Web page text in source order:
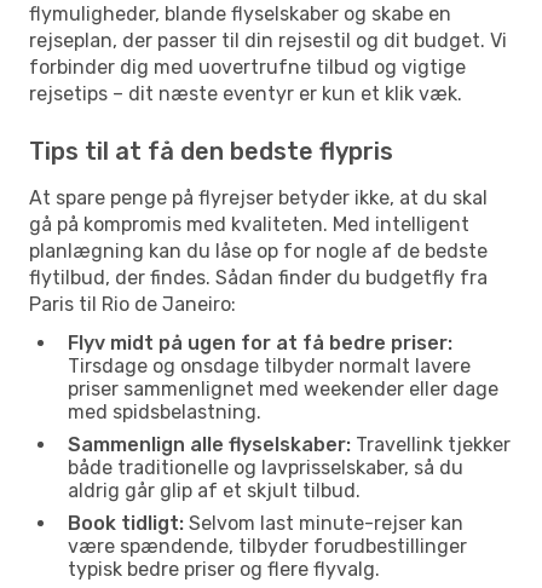
flymuligheder, blande flyselskaber og skabe en
rejseplan, der passer til din rejsestil og dit budget. Vi
forbinder dig med uovertrufne tilbud og vigtige
rejsetips – dit næste eventyr er kun et klik væk.
Tips til at få den bedste flypris
At spare penge på flyrejser betyder ikke, at du skal
gå på kompromis med kvaliteten. Med intelligent
planlægning kan du låse op for nogle af de bedste
flytilbud, der findes. Sådan finder du budgetfly fra
Paris til Rio de Janeiro:
Flyv midt på ugen for at få bedre priser:
Tirsdage og onsdage tilbyder normalt lavere
priser sammenlignet med weekender eller dage
med spidsbelastning.
Sammenlign alle flyselskaber: Travellink tjekker
både traditionelle og lavprisselskaber, så du
aldrig går glip af et skjult tilbud.
Book tidligt: Selvom last minute-rejser kan
være spændende, tilbyder forudbestillinger
typisk bedre priser og flere flyvalg.